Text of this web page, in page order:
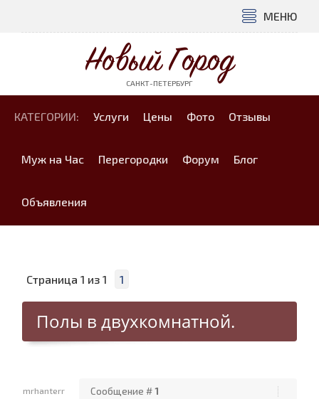
МЕНЮ
Новый Город
САНКТ-ПЕТЕРБУРГ
КАТЕГОРИИ: Услуги Цены Фото Отзывы
Муж на Час Перегородки Форум Блог
Объявления
Страница 1 из 1 1
Полы в двухкомнатной.
mrhanterr Сообщение #1